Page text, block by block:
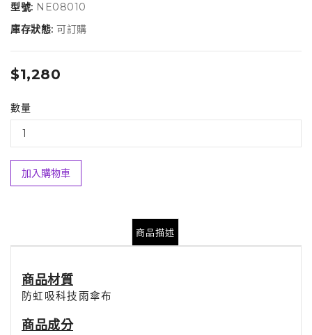
型號: NE08010
庫存狀態: 可訂購
$1,280
數量
加入購物車
商品描述
商品材質
防虹吸科技雨傘布
商品成分